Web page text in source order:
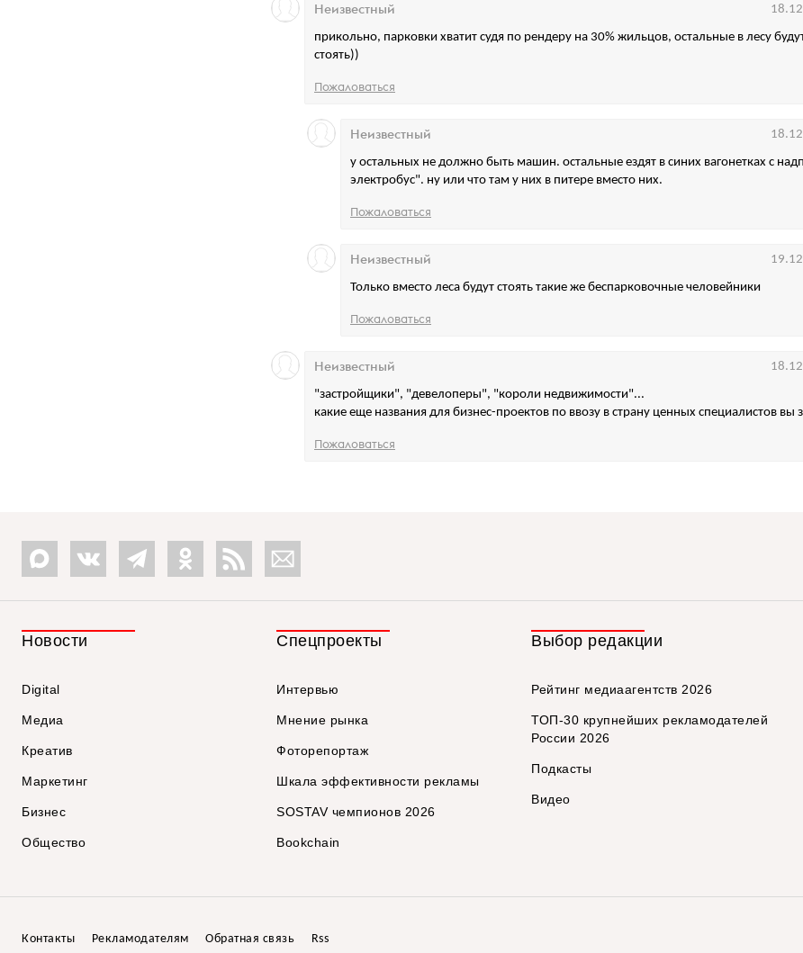
прикольно, парковки хватит судя по рендеру на 30% жильцов, остальные в лесу
стоять))
Неизвестный
Пожаловаться
у остальных не должно быть машин. остальные ездят в синих вагонетках с
электробус". ну или что там у них в питере вместо них.
Неизвестный
Пожаловаться
Только вместо леса будут стоять такие же беспарковочные человейники
Неизвестный
Пожаловаться
"застройщики", "девелоперы", "короли недвижимости"...
какие еще названия для бизнес-проектов по ввозу в страну ценных специалистов вы
Неизвестный
Пожаловаться
Новости
Digital
Медиа
Креатив
Маркетинг
Бизнес
Общество
Спецпроекты
Интервью
Мнение рынка
Фоторепортаж
Шкала эффективности рекламы
SOSTAV чемпионов 2026
Bookchain
Выбор редакции
Рейтинг медиаагентств 2026
ТОП-30 крупнейших рекламодателей
России 2026
Подкасты
Видео
Контакты Рекламодателям Обратная связь Rss